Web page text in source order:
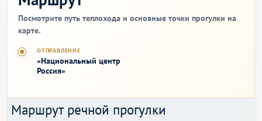
Посмотрите путь теплохода и основные точки прогулки на
карте.
ОТПРАВЛЕНИЕ
«Национальный центр
Россия»
Маршрут речной прогулки